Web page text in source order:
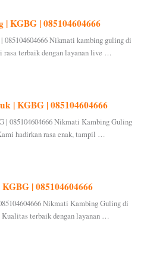
KGBG | 085104604666
Nikmati kambing guling di
rasa terbaik dengan layanan live …
| KGBG | 085104604666
| 085104604666 Nikmati Kambing Guling
hadirkan rasa enak, tampil …
| 085104604666
Nikmati Kambing Guling di
terbaik dengan layanan …